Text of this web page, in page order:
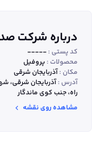
درباره شرکت
کد پستی :-----
محصولات : پروفیل
مکان :آذربایجان شرقی
آدرس :آذربایجان شرقی،
راه، جنب کوی ماندگار
مشاهده روی نقشه